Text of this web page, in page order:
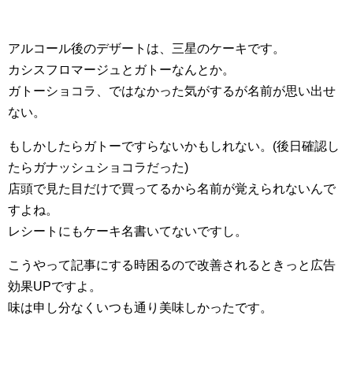
アルコール後のデザートは、三星のケーキです。
カシスフロマージュとガトーなんとか。
ガトーショコラ、ではなかった気がするが名前が思い出せ
ない。
もしかしたらガトーですらないかもしれない。(後日確認し
たらガナッシュショコラだった)
店頭で見た目だけで買ってるから名前が覚えられないんで
すよね。
レシートにもケーキ名書いてないですし。
こうやって記事にする時困るので改善されるときっと広告
効果UPですよ。
味は申し分なくいつも通り美味しかったです。